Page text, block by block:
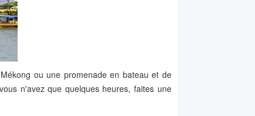
ou une promenade en bateau et de
n'avez que quelques heures, faites une